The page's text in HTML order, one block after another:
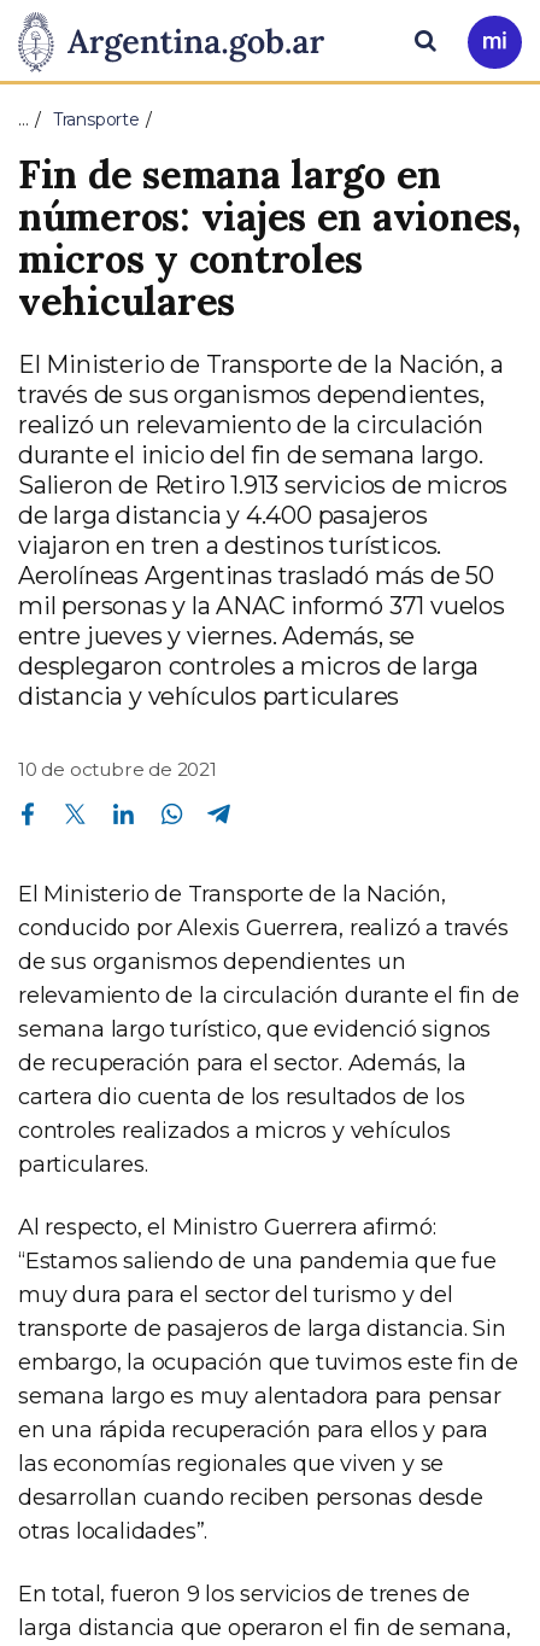
Presidencia
de
la
Nación
Pasar al contenido principal
Ir
a
Buscar
… Transporte
Fin de semana largo en
números: viajes en aviones,
micros y controles
vehiculares
El Ministerio de Transporte de la Nación, a
través de sus organismos dependientes,
realizó un relevamiento de la circulación
durante el inicio del fin de semana largo.
Salieron de Retiro 1.913 servicios de micros
de larga distancia y 4.400 pasajeros
viajaron en tren a destinos turísticos.
Aerolíneas Argentinas trasladó más de 50
mil personas y la ANAC informó 371 vuelos
entre jueves y viernes. Además, se
desplegaron controles a micros de larga
distancia y vehículos particulares
10 de octubre de 2021
Compartir en Facebook Compartir en Twitter Compartir en Linkedin Compartir en Whatsapp
El Ministerio de Transporte de la Nación,
conducido por Alexis Guerrera, realizó a través
de sus organismos dependientes un
relevamiento de la circulación durante el fin de
semana largo turístico, que evidenció signos
de recuperación para el sector. Además, la
cartera dio cuenta de los resultados de los
controles realizados a micros y vehículos
particulares.
Al respecto, el Ministro Guerrera afirmó:
“Estamos saliendo de una pandemia que fue
muy dura para el sector del turismo y del
transporte de pasajeros de larga distancia. Sin
embargo, la ocupación que tuvimos este fin de
semana largo es muy alentadora para pensar
en una rápida recuperación para ellos y para
las economías regionales que viven y se
desarrollan cuando reciben personas desde
otras localidades”.
En total, fueron 9 los servicios de trenes de
larga distancia que operaron el fin de semana,